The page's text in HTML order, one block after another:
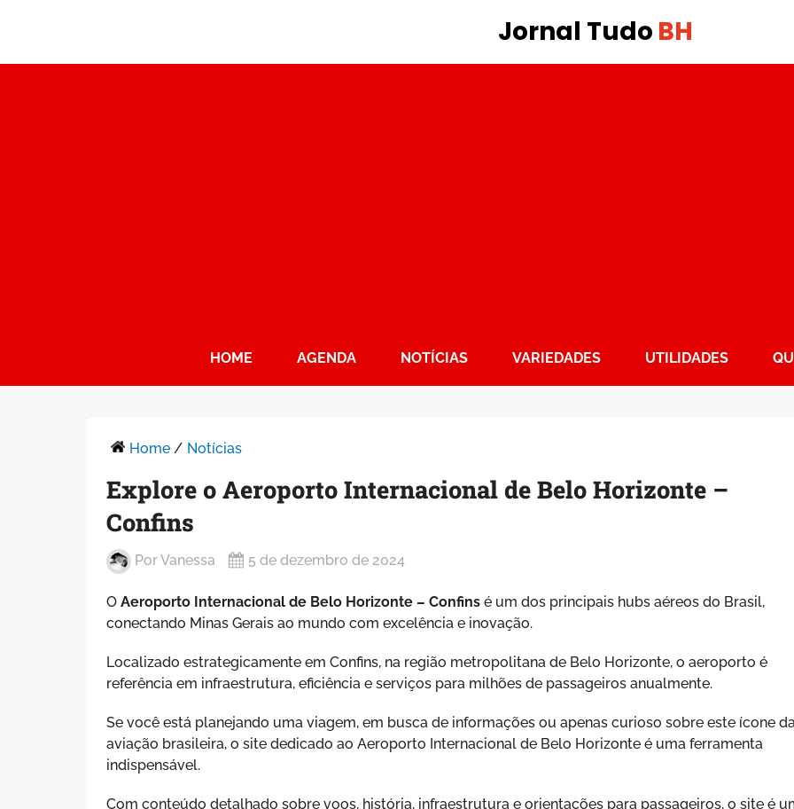
Jornal Tudo BH
HOME AGENDA NOTÍCIAS VARIEDADES UTILIDADES
Home / Notícias
Explore o Aeroporto Internacional de Belo Horizonte –
Confins
PorVanessa 5 de dezembro de 2024
OAeroporto Internacional de Belo Horizonte – Confins é um dos principais hubs aéreos do Brasil,
conectando Minas Gerais ao mundo com excelência e inovação.
Localizado estrategicamente em Confins, na região metropolitana de Belo Horizonte, o aeroporto é
referência em infraestrutura, eficiência e serviços para milhões de passageiros anualmente.
Se você está planejando uma viagem, em busca de informações ou apenas curioso sobre este ícone
aviação brasileira, o site dedicado ao Aeroporto Internacional de Belo Horizonte é uma ferramenta
indispensável.
Com conteúdo detalhado sobre voos, história, infraestrutura e orientações para passageiros, o site é